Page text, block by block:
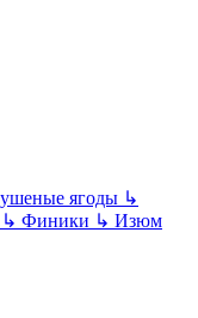
ягоды ↳
↳ Финики ↳ Изюм